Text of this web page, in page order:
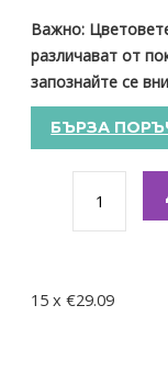
Важно:
различават от
запознайте се
БЪРЗА
15 x €29.09